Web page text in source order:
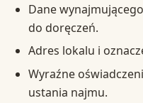
Dane
do doręczeń.
Adres lokalu i
Wyraźne
ustania najmu.